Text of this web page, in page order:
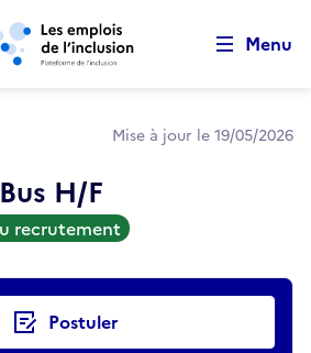
Aller au contenu principal
Menu
Mise à jour le 19/05/2026
H/F
recrutement
Postuler
cookies